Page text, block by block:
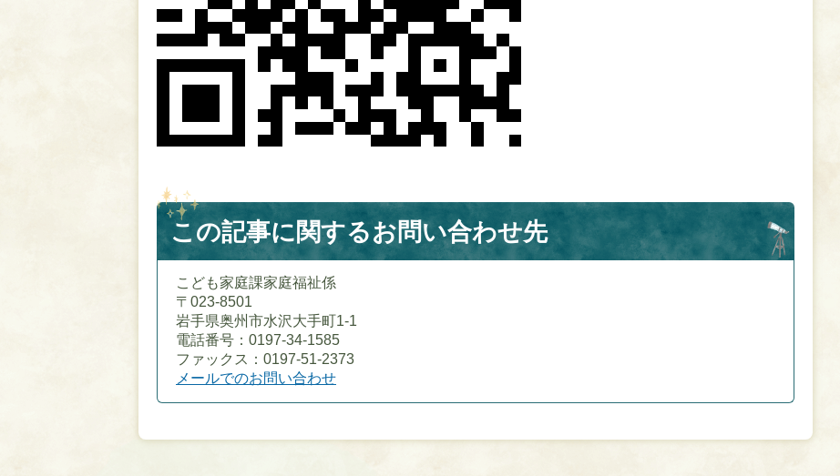
この記事に関するお問い合わせ先
こども家庭課家庭福祉係
〒023-8501
岩手県奥州市水沢大手町1-1
電話番号：0197-34-1585
ファックス：0197-51-2373
メールでのお問い合わせ